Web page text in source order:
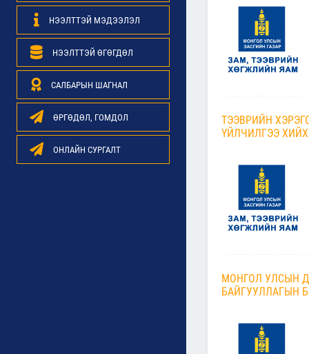
НЭЭЛТТЭЙ МЭДЭЭЛЭЛ
НЭЭЛТТЭЙ ӨГӨГДӨЛ
САЛБАРЫН ШАГНАЛ
ӨРГӨДӨЛ, ГОМДОЛ
ОНЛАЙН СУРГАЛТ
ТЭЭВРИЙН
ҮЙЛЧИЛГЭЭ
МОНГОЛ УЛСЫН
БАЙГУУЛЛАГЫН